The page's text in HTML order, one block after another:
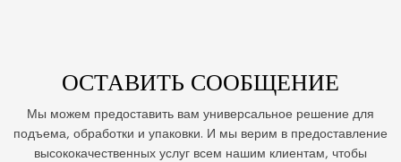
ОСТАВИТЬ СООБЩЕНИЕ
Мы можем предоставить вам универсальное решение для
подъема, обработки и упаковки. И мы верим в предоставление
высококачественных услуг всем нашим клиентам, чтобы